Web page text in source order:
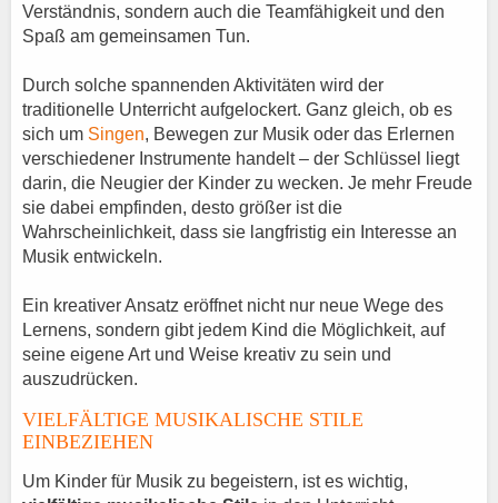
Verständnis, sondern auch die Teamfähigkeit und den
Spaß am gemeinsamen Tun.
Durch solche spannenden Aktivitäten wird der
traditionelle Unterricht aufgelockert. Ganz gleich, ob es
sich um Singen, Bewegen zur Musik oder das Erlernen
verschiedener Instrumente handelt – der Schlüssel liegt
darin, die Neugier der Kinder zu wecken. Je mehr Freude
sie dabei empfinden, desto größer ist die
Wahrscheinlichkeit, dass sie langfristig ein Interesse an
Musik entwickeln.
Ein kreativer Ansatz eröffnet nicht nur neue Wege des
Lernens, sondern gibt jedem Kind die Möglichkeit, auf
seine eigene Art und Weise kreativ zu sein und
auszudrücken.
VIELFÄLTIGE MUSIKALISCHE STILE
EINBEZIEHEN
Um Kinder für Musik zu begeistern, ist es wichtig,